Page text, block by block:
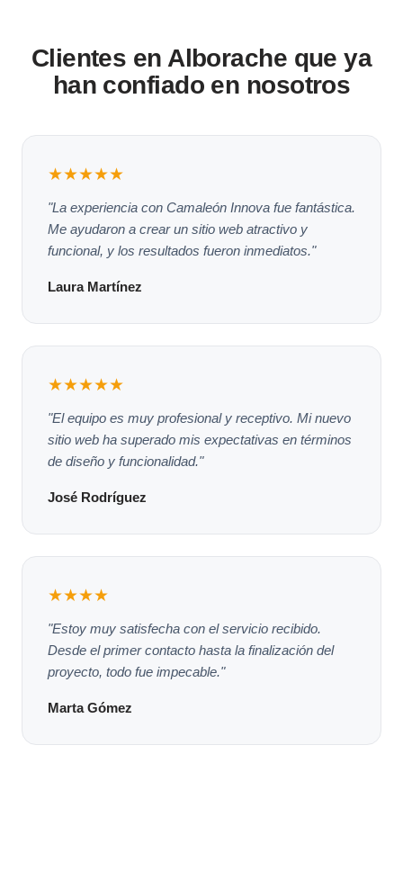
Clientes en Alborache que ya
han confiado en nosotros
★★★★★
"La experiencia con Camaleón Innova fue fantástica.
Me ayudaron a crear un sitio web atractivo y
funcional, y los resultados fueron inmediatos."
Laura Martínez
★★★★★
"El equipo es muy profesional y receptivo. Mi nuevo
sitio web ha superado mis expectativas en términos
de diseño y funcionalidad."
José Rodríguez
★★★★
"Estoy muy satisfecha con el servicio recibido.
Desde el primer contacto hasta la finalización del
proyecto, todo fue impecable."
Marta Gómez